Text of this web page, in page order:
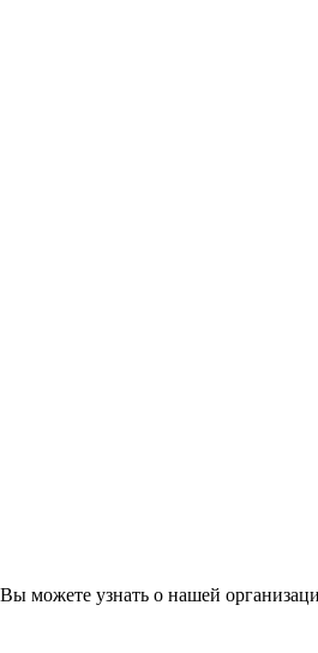
можете узнать о нашей